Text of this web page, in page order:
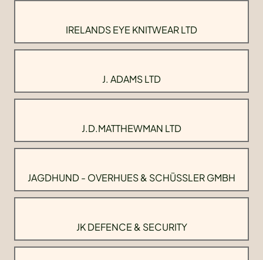
IRELANDS EYE KNITWEAR LTD
J. ADAMS LTD
J.D.MATTHEWMAN LTD
JAGDHUND - OVERHUES & SCHÜSSLER GMBH
JK DEFENCE & SECURITY